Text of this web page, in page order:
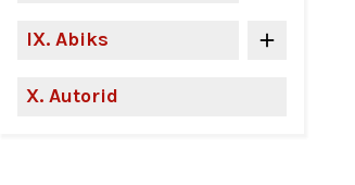
IX. Abiks
X. Autorid